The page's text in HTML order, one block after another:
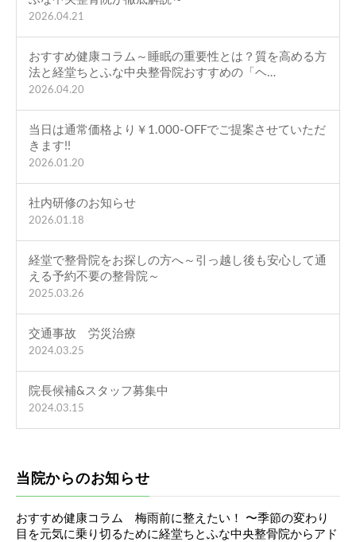
2026.04.21
おすすめ健康コラム～睡眠の重要性とは？質を高める方
法と経堂ちとふな中央整骨院おすすめの「ヘ…
2026.04.20
当日は通常価格より￥1.000-OFFでご提案させていただ
きます!!
2026.01.20
社内研修のお知らせ
2026.01.18
経堂で整骨院をお探しの方へ～引っ越し後も安心して通
える予約不要の整骨院～
2025.03.26
交通事故 労災治療
2024.03.25
院長候補&スタッフ募集中
2024.03.15
当院からのお知らせ
おすすめ健康コラム 梅雨前に整えたい！ 〜季節の変わり
目を元気に乗り切るために経堂ちとふな中央整骨院からアド